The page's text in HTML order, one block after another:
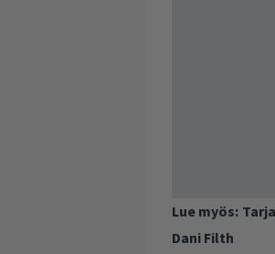
Lue myös:
Dani Filth